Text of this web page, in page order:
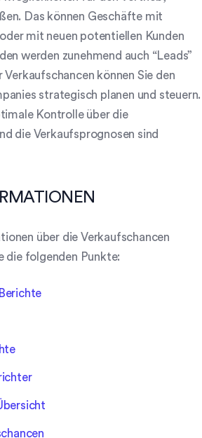
Das können Geschäfte mit
mit neuen potentiellen Kunden
werden zunehmend auch “Leads”
können Sie den
strategisch planen und steuern.
Kontrolle über die
die Verkaufsprognosen sind
über die Verkaufschancen
die folgenden Punkte: